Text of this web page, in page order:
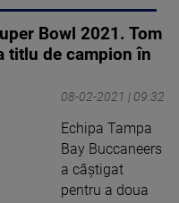
Bowl 2021. Tom
titlu de campion în
08-02-2021 | 09:32
Echipa Tampa
Bay Buccaneers
a câştigat
pentru a doua